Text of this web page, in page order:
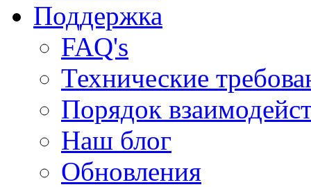
Поддержка
FAQ's
Технические
Порядок
Наш блог
Обновления